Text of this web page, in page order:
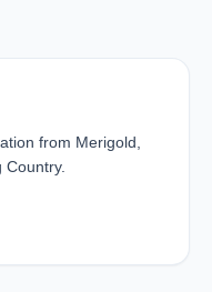
from Merigold,